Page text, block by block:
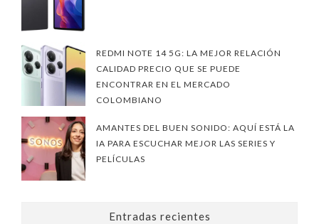
REDMI NOTE 14 5G: LA MEJOR RELACIÓN
CALIDAD PRECIO QUE SE PUEDE
ENCONTRAR EN EL MERCADO
COLOMBIANO
AMANTES DEL BUEN SONIDO: AQUÍ ESTÁ LA
IA PARA ESCUCHAR MEJOR LAS SERIES Y
PELÍCULAS
Entradas recientes